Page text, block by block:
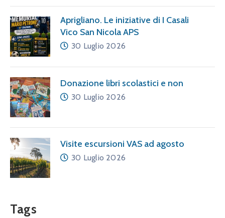
Aprigliano. Le iniziative di I Casali
Vico San Nicola APS
30 Luglio 2026
Donazione libri scolastici e non
30 Luglio 2026
Visite escursioni VAS ad agosto
30 Luglio 2026
Tags